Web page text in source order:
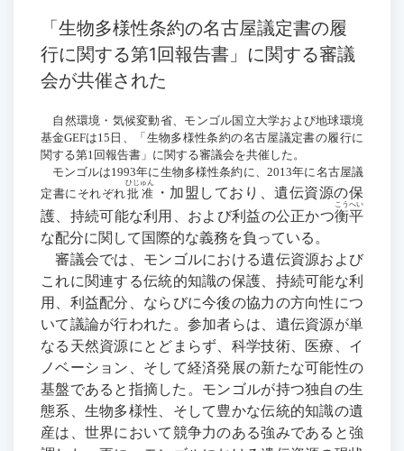
「生物多様性条約の名古屋議定書の履
行に関する第1回報告書」に関する審議
会が共催された
自然環境・気候変動省、モンゴル国立大学および地球環境
基金GEFは15 日、「生物多様性条約の名古屋議定書の履行に
関する第1 回報告書」に関する審議会を共催した。
モンゴルは1993年に生物多様性条約に、 2013年に名古屋議
定書にそれぞれ批准
ひじゅん
・加盟しており、遺伝資源の保
護、持続可能な利用、および利益の公正かつ衡平
こうへい
な配分に関して国際的な義務を負っている。
審議会では、モンゴルにおける遺伝資源および
これに関連する伝統的知識の保護、持続可能な利
用、利益配分、ならびに今後の協力の方向性につ
いて議論が行われた。参加者らは、遺伝資源が単
なる天然資源にとどまらず、科学技術、医療、イ
ノベーション、そして経済発展の新たな可能性の
基盤であると指摘した。 モンゴルが持つ独自の生
態系、生物多様性、そして豊かな伝統的知識の遺
産は、世界において競争力のある強みであると強